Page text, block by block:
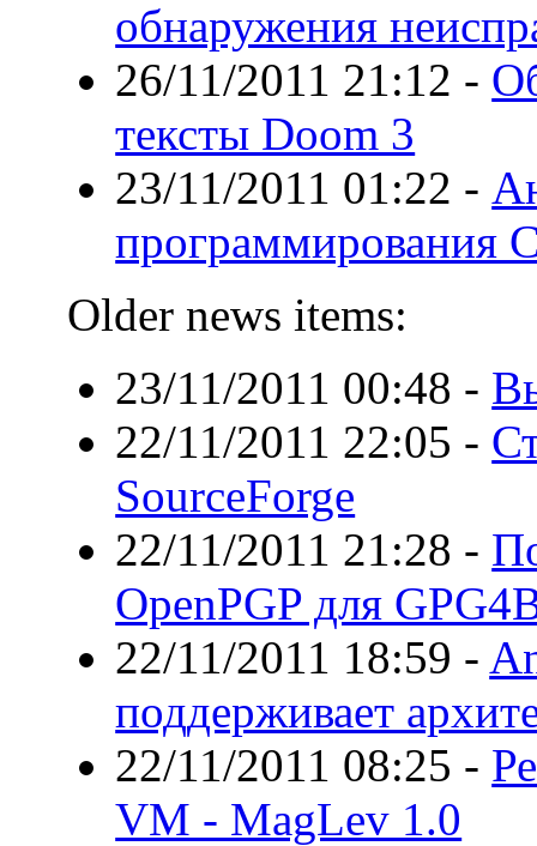
обнаружения
26/11/2011 21:12 -
тексты Doom 3
23/11/2011 01:22 -
программирования
Older news items:
23/11/2011 00:48 -
22/11/2011 22:05 -
SourceForge
22/11/2011 21:28 -
OpenPGP для
22/11/2011 18:59 -
поддерживает
22/11/2011 08:25 -
VM - MagLev 1.0